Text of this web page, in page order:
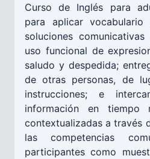
Curso de Inglés para
para aplicar vocabulario
soluciones
uso funcional de
saludo y despedida;
de otras personas, de
instrucciones; e
información en tiempo
contextualizadas a través
las competencias
participantes como